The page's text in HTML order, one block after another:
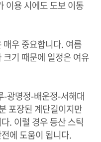
이용 시에도 도보 이동
우 중요합니다. 여름
기 때문에 일정은 여유
-광명정-배운정-서해대
포장된 계단길이지만
. 이럴 경우 등산 스틱
에 도움이 됩니다.